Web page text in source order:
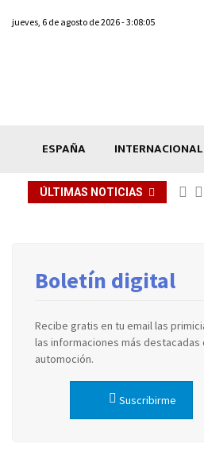
jueves, 6 de agosto de 2026 - 3:08:05
ESPAÑA INTERNACIONAL
ÚLTIMAS NOTICIAS
Boletín digital
Recibe gratis en tu email las
las informaciones más destacadas
automoción.
Suscribirme